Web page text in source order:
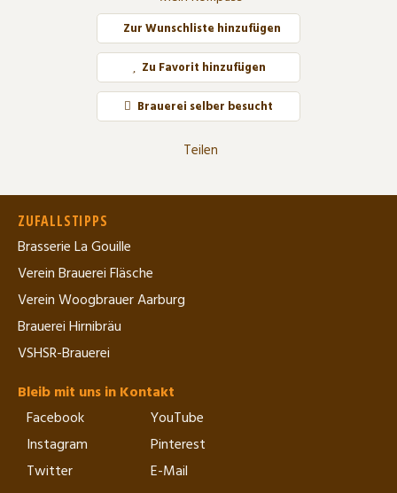
Brauerei selber besucht
Zu Favorit hinzufügen
Zur Wunschliste hinzufügen
Teilen
ZUFALLSTIPPS
Brasserie La Gouille
Verein Brauerei Fläsche
Verein Woogbrauer Aarburg
Brauerei Hirnibräu
VSHSR-Brauerei
Bleib mit uns in Kontakt
Facebook
Instagram
Twitter
YouTube
Pinterest
E-Mail